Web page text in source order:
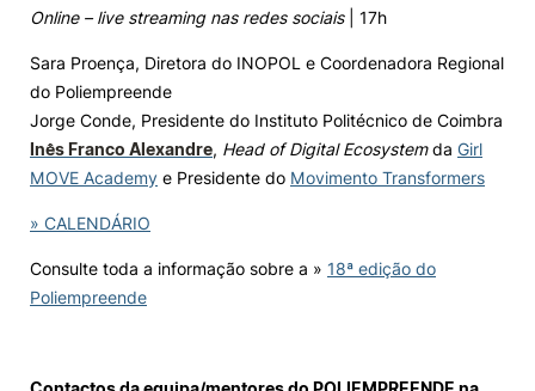
Online – live streaming nas redes sociais| 17h
Sara Proença, Diretora do INOPOL e Coordenadora Regional
do Poliempreende
Jorge Conde, Presidente do Instituto Politécnico de Coimbra
Inês Franco Alexandre, Head of Digital Ecosystemda Girl
MOVE Academy e Presidente do Movimento Transformers
» CALENDÁRIO
Consulte toda a informação sobre a » 18ª edição do
Poliempreende